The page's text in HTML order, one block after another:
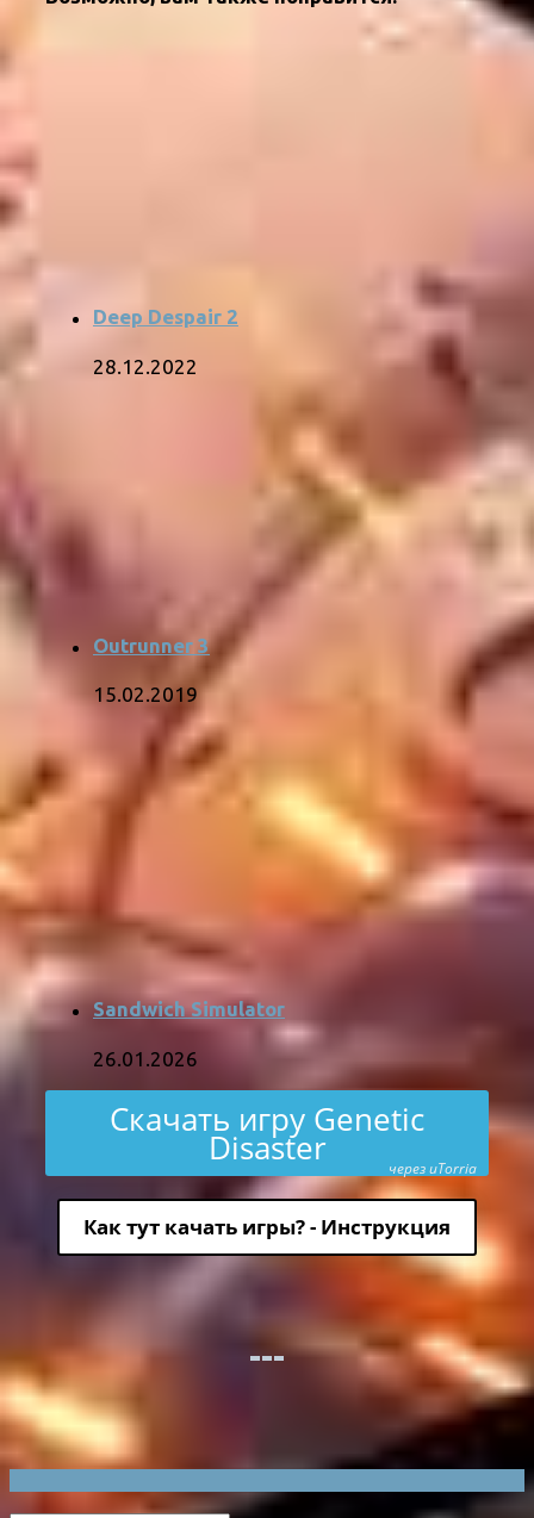
Deep Despair 2
28.12.2022
Outrunner 3
15.02.2019
Sandwich Simulator
26.01.2026
Скачать игру Genetic
Disaster через uTorria
Как тут качать игры? - Инструкция